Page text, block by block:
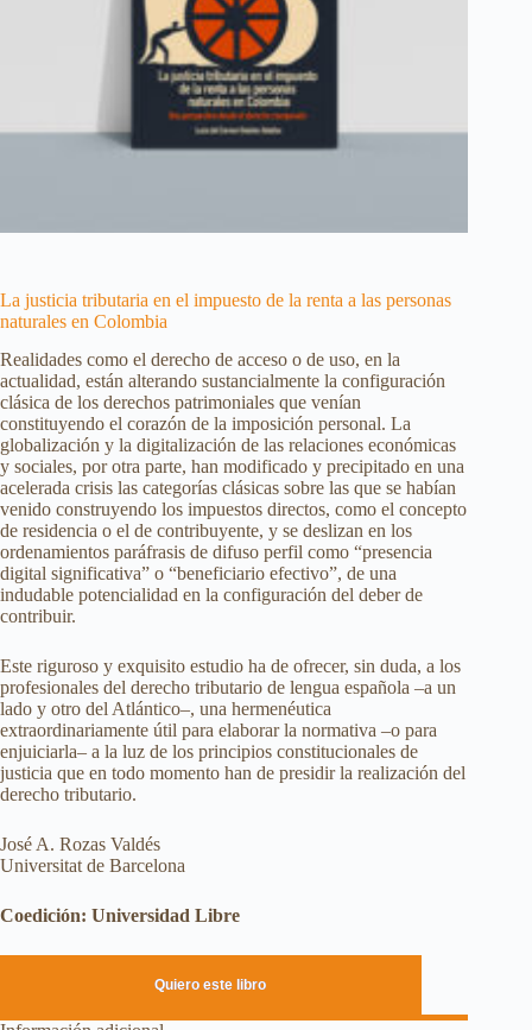
La justicia tributaria en el impuesto de la renta a las personas
naturales en Colombia
Realidades como el derecho de acceso o de uso, en la
actualidad, están alterando sustancialmente la configuración
clásica de los derechos patrimoniales que venían
constituyendo el corazón de la imposición personal. La
globalización y la digitalización de las relaciones económicas
y sociales, por otra parte, han modificado y precipitado en una
acelerada crisis las categorías clásicas sobre las que se habían
venido construyendo los impuestos directos, como el concepto
de residencia o el de contribuyente, y se deslizan en los
ordenamientos paráfrasis de difuso perfil como “presencia
digital significativa” o “beneficiario efectivo”, de una
indudable potencialidad en la configuración del deber de
contribuir.
Este riguroso y exquisito estudio ha de ofrecer, sin duda, a los
profesionales del derecho tributario de lengua española –a un
lado y otro del Atlántico–, una hermenéutica
extraordinariamente útil para elaborar la normativa –o para
enjuiciarla– a la luz de los principios constitucionales de
justicia que en todo momento han de presidir la realización del
derecho tributario.
José A. Rozas Valdés
Universitat de Barcelona
Coedición: Universidad Libre
Quiero este libro